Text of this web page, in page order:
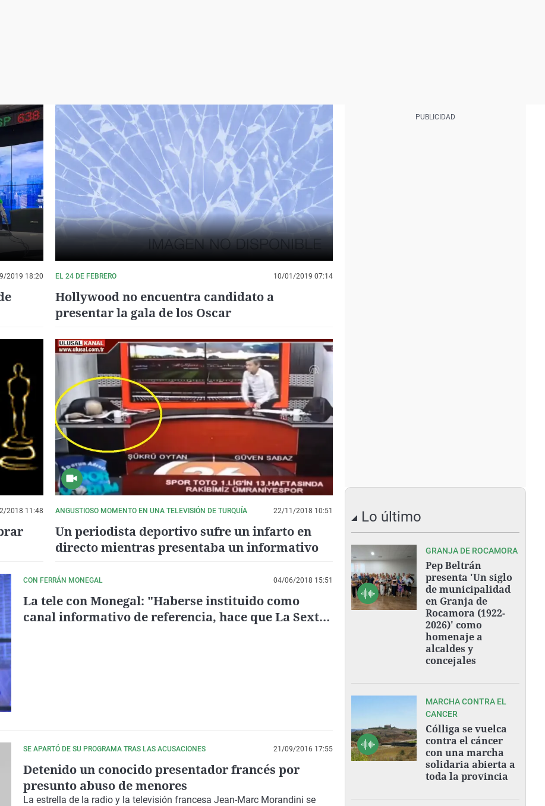
2019 18:20 EL 24 DE FEBRERO 10/01/2019 07:14
Hollywood no encuentra candidato a
presentar la gala de los Oscar
2018 11:48 ANGUSTIOSO MOMENTO EN UNA TELEVISIÓN DE TURQUÍA 22/11/2018 10:51
Un periodista deportivo sufre un infarto en
directo mientras presentaba un informativo
CON FERRÁN MONEGAL 04/06/2018 15:51
La tele con Monegal: "Haberse instituido como
canal informativo de referencia, hace que La Sexta
SE APARTÓ DE SU PROGRAMA TRAS LAS ACUSACIONES 21/09/2016 17:55
Detenido un conocido presentador francés por
presunto abuso de menores
La estrella de la radio y la televisión francesa Jean-Marc Morandini se
Lo último
GRANJA DE ROCAMORA
Pep Beltrán
presenta 'Un siglo
de municipalidad
en Granja de
Rocamora (1922-
2026)' como
homenaje a
alcaldes y
concejales
MARCHA CONTRA EL
CANCER
Cólliga se vuelca
contra el cáncer
con una marcha
solidaria abierta a
toda la provincia